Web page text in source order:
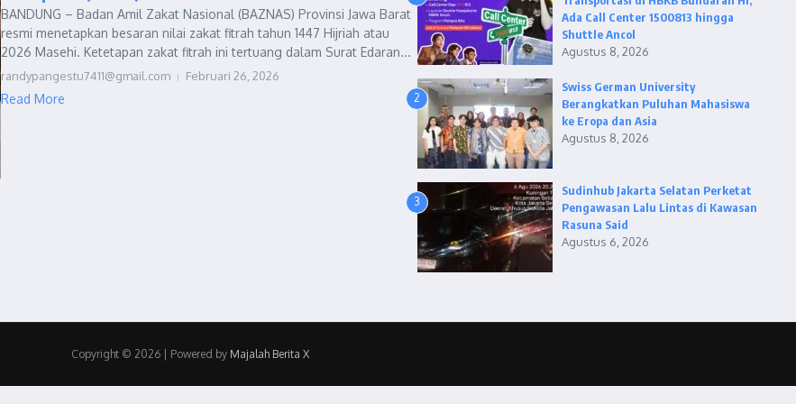
BANDUNG – Badan Amil Zakat Nasional (BAZNAS) Provinsi Jawa Barat
resmi menetapkan besaran nilai zakat fitrah tahun 1447 Hijriah atau
2026 Masehi. Ketetapan zakat fitrah ini tertuang dalam Surat Edaran...
randypangestu7411@gmail.com Februari 26, 2026
Read More
Ada Call Center 1500813 hingga
Shuttle Ancol
Agustus 8, 2026
2
Swiss German University
Berangkatkan Puluhan Mahasiswa
ke Eropa dan Asia
Agustus 8, 2026
3
Sudinhub Jakarta Selatan Perketat
Pengawasan Lalu Lintas di Kawasan
Rasuna Said
Agustus 6, 2026
Copyright © 2026 | Powered by Majalah Berita X